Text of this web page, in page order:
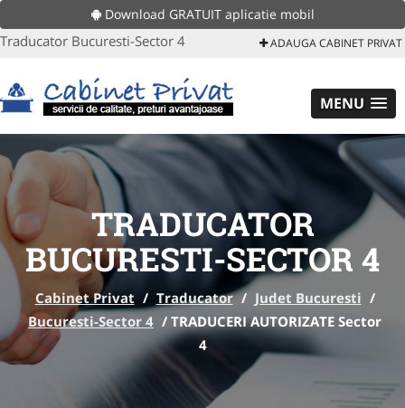
Download GRATUIT aplicatie mobil
Traducator Bucuresti-Sector 4 ADAUGA CABINET PRIVAT
MENU
TRADUCATOR
BUCURESTI-SECTOR 4
Cabinet Privat / Traducator / Judet Bucuresti /
Bucuresti-Sector 4 / TRADUCERI AUTORIZATE Sector
4